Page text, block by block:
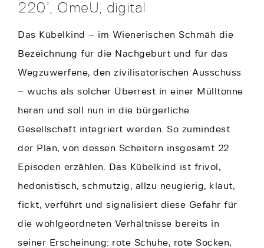
220’, OmeU, digital
Das Kübelkind – im Wienerischen Schmäh die
Bezeichnung für die Nachgeburt und für das
Wegzuwerfene, den zivilisatorischen Ausschuss
– wuchs als solcher Überrest in einer Mülltonne
heran und soll nun in die bürgerliche
Gesellschaft integriert werden. So zumindest
der Plan, von dessen Scheitern insgesamt 22
Episoden erzählen. Das Kübelkind ist frivol,
hedonistisch, schmutzig, allzu neugierig, klaut,
fickt, verführt und signalisiert diese Gefahr für
die wohlgeordneten Verhältnisse bereits in
seiner Erscheinung: rote Schuhe, rote Socken,